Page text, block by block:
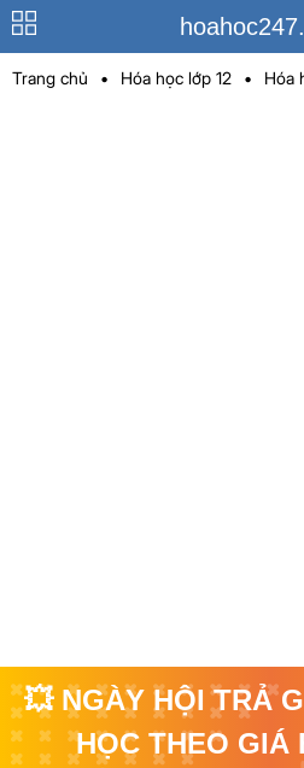
Trang chủ • Hóa học lớp 12 • Hóa
💥 NGÀY HỘI TRẢ
HỌC THEO GIÁ